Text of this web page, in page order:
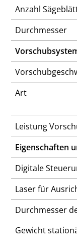
Anzahl
Durchmesser
Art
Leistung
Eigenschaften
Digitale
Laser für
Durchmesser
Gewicht